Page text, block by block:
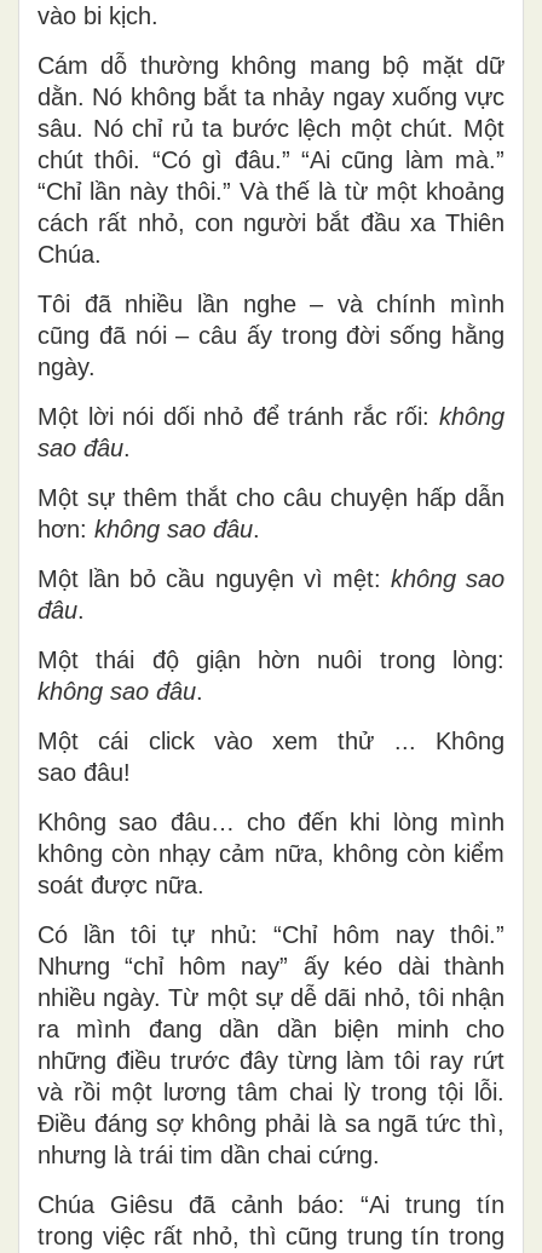
vào bi kịch.
Cám dỗ thường không mang bộ mặt dữ
dằn. Nó không bắt ta nhảy ngay xuống vực
sâu. Nó chỉ rủ ta bước lệch một chút. Một
chút thôi. “Có gì đâu.” “Ai cũng làm mà.”
“Chỉ lần này thôi.” Và thế là từ một khoảng
cách rất nhỏ, con người bắt đầu xa Thiên
Chúa.
Tôi đã nhiều lần nghe – và chính mình
cũng đã nói – câu ấy trong đời sống hằng
ngày.
Một lời nói dối nhỏ để tránh rắc rối: không
sao đâu.
Một sự thêm thắt cho câu chuyện hấp dẫn
hơn: không sao đâu.
Một lần bỏ cầu nguyện vì mệt: không sao
đâu.
Một thái độ giận hờn nuôi trong lòng:
không sao đâu.
Một cái click vào xem thử ... Không
sao đâu!
Không sao đâu… cho đến khi lòng mình
không còn nhạy cảm nữa, không còn kiểm
soát được nữa.
Có lần tôi tự nhủ: “Chỉ hôm nay thôi.”
Nhưng “chỉ hôm nay” ấy kéo dài thành
nhiều ngày. Từ một sự dễ dãi nhỏ, tôi nhận
ra mình đang dần dần biện minh cho
những điều trước đây từng làm tôi ray rứt
và rồi một lương tâm chai lỳ trong tội lỗi.
Điều đáng sợ không phải là sa ngã tức thì,
nhưng là trái tim dần chai cứng.
Chúa Giêsu đã cảnh báo: “Ai trung tín
trong việc rất nhỏ, thì cũng trung tín trong